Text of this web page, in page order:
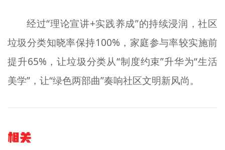
经过“理论宣讲+实践养成”的持续浸润，社区
垃圾分类知晓率保持100%，家庭参与率较实施前
提升65%，让垃圾分类从“制度约束”升华为“生活
美学”，让“绿色两部曲”奏响社区文明新风尚。
相关